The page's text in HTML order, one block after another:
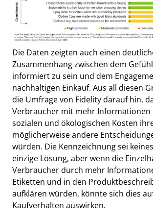
Die Daten zeigten auch einen
Zusammenhang zwischen dem
informiert zu sein und dem
nachhaltigen Einkauf. Aus all diesen
die Umfrage von Fidelity darauf hin,
Verbraucher mit mehr Informationen
sozialen und ökologischen Kosten
möglicherweise andere
würden. Die Kennzeichnung sei
einzige Lösung, aber wenn die
Verbraucher durch mehr
Etiketten und in den
aufklären würden, könnte sich dies
Kaufverhalten auswirken.